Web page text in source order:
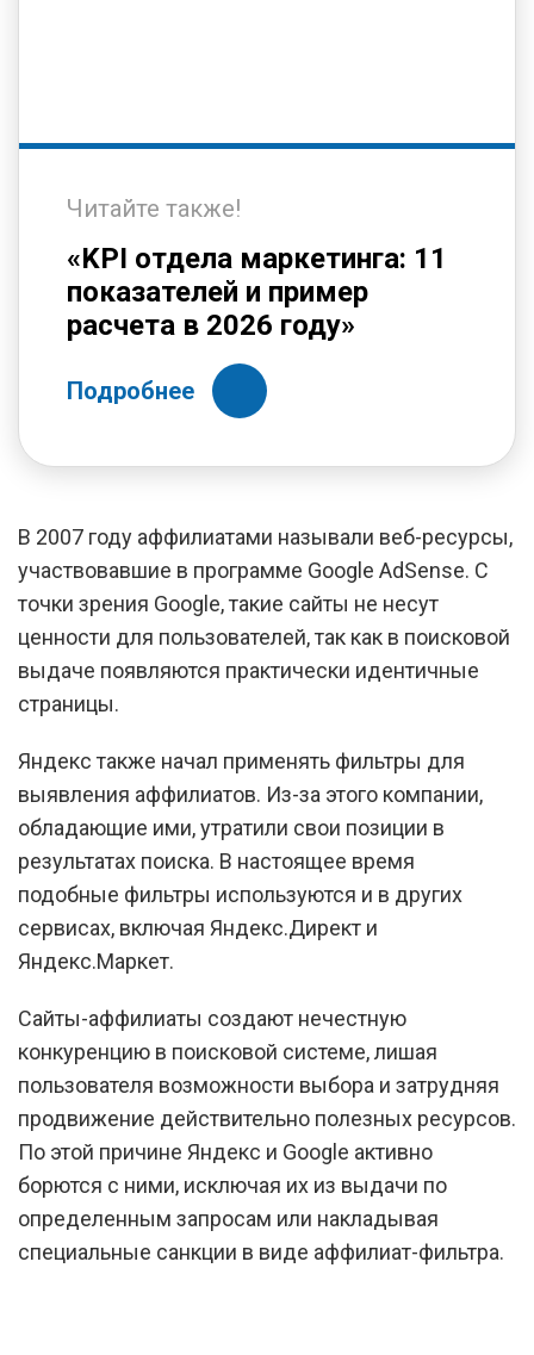
Читайте также!
«KPI отдела маркетинга: 11
показателей и пример
расчета в 2026 году»
Подробнее
В 2007 году аффилиатами называли веб-ресурсы,
участвовавшие в программе Google AdSense. С
точки зрения Google, такие сайты не несут
ценности для пользователей, так как в поисковой
выдаче появляются практически идентичные
страницы.
Яндекс также начал применять фильтры для
выявления аффилиатов. Из-за этого компании,
обладающие ими, утратили свои позиции в
результатах поиска. В настоящее время
подобные фильтры используются и в других
сервисах, включая Яндекс.Директ и
Яндекс.Маркет.
Сайты-аффилиаты создают нечестную
конкуренцию в поисковой системе, лишая
пользователя возможности выбора и затрудняя
продвижение действительно полезных ресурсов.
По этой причине Яндекс и Google активно
борются с ними, исключая их из выдачи по
определенным запросам или накладывая
специальные санкции в виде аффилиат-фильтра.